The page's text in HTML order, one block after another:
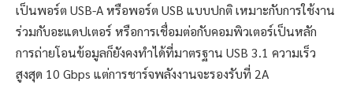
เป็นพอร์ต USB-A หรือพอร์ต USB แบบปกติ เหมาะกับการใช้งาน
ร่วมกับอะแดปเตอร์ หรือการเชื่อมต่อกับคอมพิวเตอร์เป็นหลัก
การถ่ายโอนข้อมูลก็ยังคงทำได้ที่มาตรฐาน USB 3.1 ความเร็ว
สูงสุด 10 Gbps แต่การชาร์จพลังงานจะรองรับที่ 2A